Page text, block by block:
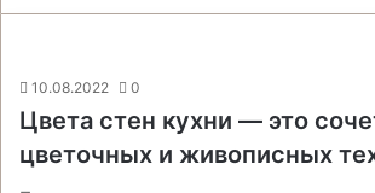
10.08.2022 0
Цвета стен кухни — это
цветочных и живописных